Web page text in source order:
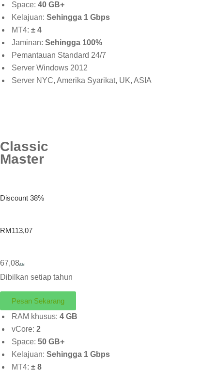
Space: 40 GB+
Kelajuan: Sehingga 1 Gbps
MT4: ± 4
Jaminan: Sehingga 100%
Pemantauan Standard 24/7
Server Windows 2012
Server NYC, Amerika Syarikat, UK, ASIA
Classic
Master
Discount 38%
RM113,07
67,08/bln
Dibilkan setiap tahun
Pesan Sekarang
RAM khusus: 4 GB
vCore: 2
Space: 50 GB+
Kelajuan: Sehingga 1 Gbps
MT4: ± 8